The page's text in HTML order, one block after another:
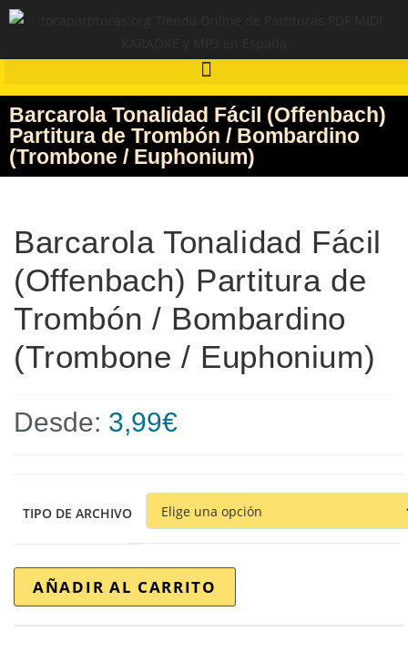
Barcarola Tonalidad Fácil (Offenbach)
Partitura de Trombón / Bombardino
(Trombone / Euphonium)
Barcarola Tonalidad Fácil
(Offenbach) Partitura de
Trombón / Bombardino
(Trombone / Euphonium)
Desde: 3,99€
TIPO DE ARCHIVO
AÑADIR AL CARRITO